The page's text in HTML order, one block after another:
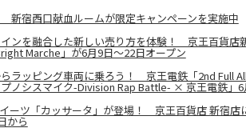
新宿西口献血ルームが限定キャンペーンを実施中
ンを融合した新しい売り方を体験！ 京王百貨店
Marche」が6月9日～22日オープン
ラッピング車両に乗ろう！ 京王電鉄「2nd Full
ノシスマイク-Division Rap Battle- × 京王電鉄」6
ーツ「カッサータ」が登場！ 京王百貨店 新宿店
から